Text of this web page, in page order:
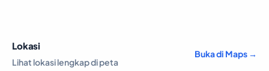
Lokasi
Lihat lokasi lengkap di peta
Buka di Maps →